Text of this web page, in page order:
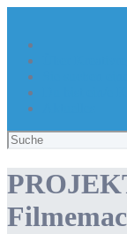
Suchen
nach: